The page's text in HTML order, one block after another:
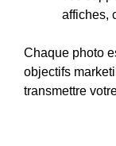
affiches,
Chaque photo
objectifs
transmettre